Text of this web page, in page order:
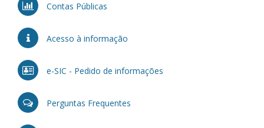
Contas Públicas
Acesso à informação
e-SIC - Pedido de informações
Perguntas Frequentes